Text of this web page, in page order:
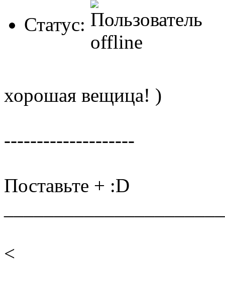
Статус:
хорошая вещица! )
--------------------
Поставьте + :D
<